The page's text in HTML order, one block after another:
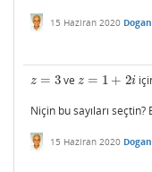
15 Haziran 2020
z = 3
z=3 ve z = 1 + 2i
z=1+ 2i
Niçin bu sayıları seçtin?
15 Haziran 2020